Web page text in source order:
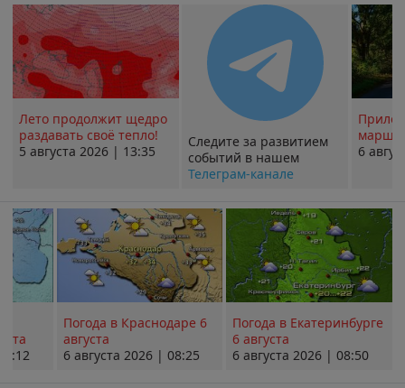
Лето продолжит щедро
раздавать своё тепло!
5 августа 2026 | 13:35
Следите за развитием
событий в нашем
Телеграм-канале
6
Погода в Краснодаре 6
августа
6 августа 2026 | 08:25
Погода в Екатеринбурге
6 августа
6 августа 2026 | 08:50